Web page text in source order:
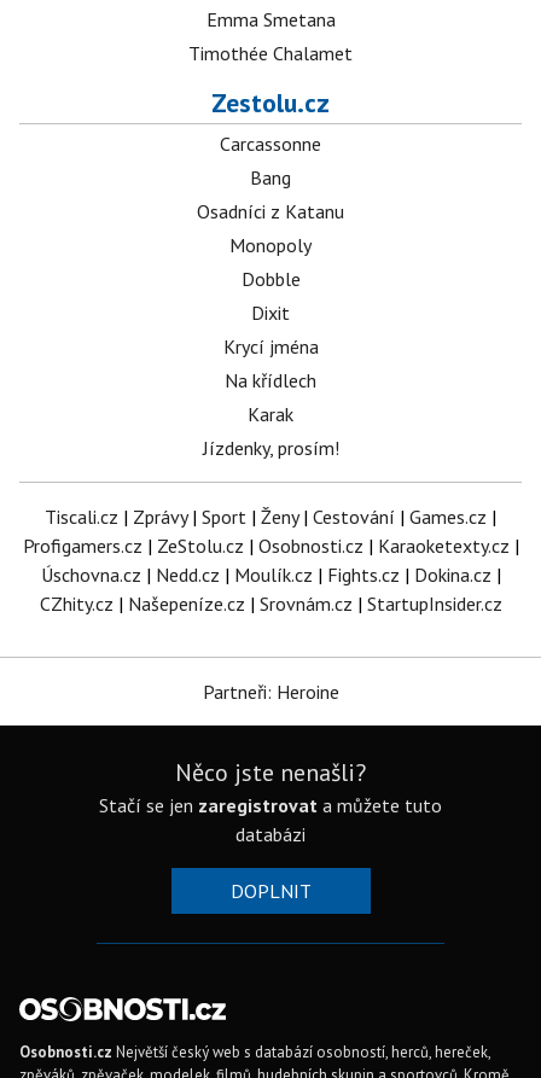
Emma Smetana
Timothée Chalamet
Zestolu.cz
Carcassonne
Bang
Osadníci z Katanu
Monopoly
Dobble
Dixit
Krycí jména
Na křídlech
Karak
Jízdenky, prosím!
Tiscali.cz | Zprávy| Sport | Ženy| Cestování | Games.cz |
Profigamers.cz | ZeStolu.cz | Osobnosti.cz | Karaoketexty.cz |
Úschovna.cz | Nedd.cz | Moulík.cz | Fights.cz | Dokina.cz |
CZhity.cz | Našepeníze.cz | Srovnám.cz | StartupInsider.cz
Partneři: Heroine
Něco jste nenašli?
Stačí se jen zaregistrovat a můžete tuto
databázi
DOPLNIT
Osobnosti.cz Největší český web s databází osobností, herců, hereček,